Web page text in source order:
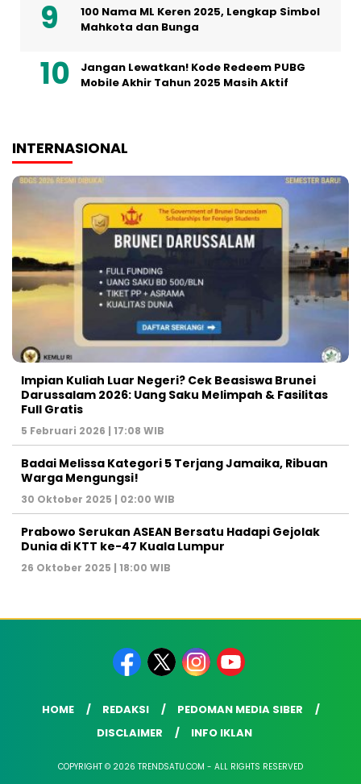
100 Nama ML Keren 2025, Lengkap Simbol
Mahkota dan Bunga
Jangan Lewatkan! Kode Redeem PUBG
Mobile Akhir Tahun 2025 Masih Aktif
INTERNASIONAL
Impian Kuliah Luar Negeri? Cek Beasiswa Brunei
Darussalam 2026: Uang Saku Melimpah & Fasilitas
Full Gratis
5 Februari 2026 | 17:08 WIB
Badai Melissa Kategori 5 Terjang Jamaika, Ribuan
Warga Mengungsi!
30 Oktober 2025 | 02:00 WIB
Prabowo Serukan ASEAN Bersatu Hadapi Gejolak
Dunia di KTT ke-47 Kuala Lumpur
26 Oktober 2025 | 18:00 WIB
HOME REDAKSI
PEDOMAN MEDIA SIBER
DISCLAIMER
INFO IKLAN
COPYRIGHT © 2026 TRENDSATU.COM - ALL RIGHTS RESERVED